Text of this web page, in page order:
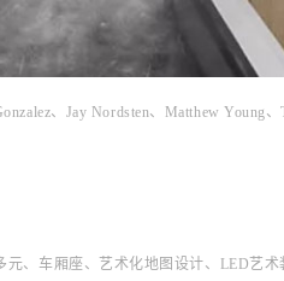
、Jay Nordsten、Matthew Young
、车厢座、艺术化地图设计、LED艺